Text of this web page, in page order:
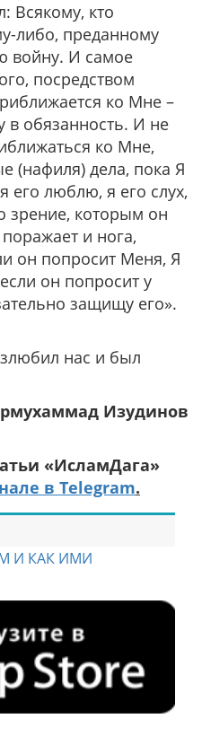
Всякому, кто
либо, преданному
войну. И самое
посредством
ко Мне –
в обязанность. И не
ко Мне,
(нафиля) дела, пока Я
его люблю, я его слух,
зрение, которым он
и нога,
он попросит Меня, Я
он попросит у
защищу его».
нас и был
Изудинов
«ИсламДага»
в Telegram.
И КАК ИМИ